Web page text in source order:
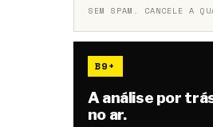
SEM SPAM. CANCELE A
B9+
A análise por
no ar.